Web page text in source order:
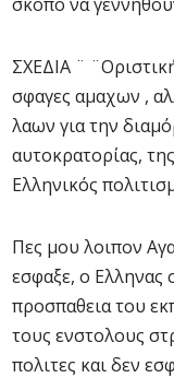
ΣΧΕΔΙΑ ¨
σφαγες αμαχων ,
λαων για την
αυτοκρατορίας,
Ελληνικός
Πες μου λοιπον
εσφαξε, ο Ελληνας
προσπαθεια του
τους ενστολους
πολιτες και δεν